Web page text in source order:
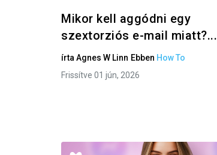
Mikor kell aggódni egy
szextorziós e-mail miatt?...
írtaAgnes W Linn Ebben How To
Frissítve 01 jún, 2026